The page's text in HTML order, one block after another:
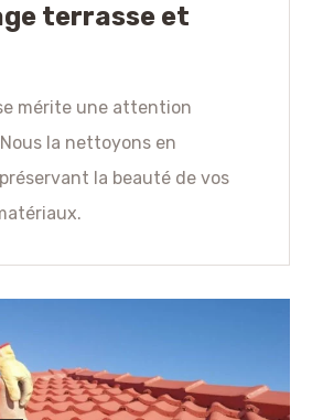
terrasse et
mérite une attention
la nettoyons en
la beauté de vos